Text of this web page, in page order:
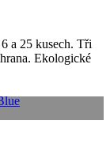
a 25 kusech. Tři
Ekologické